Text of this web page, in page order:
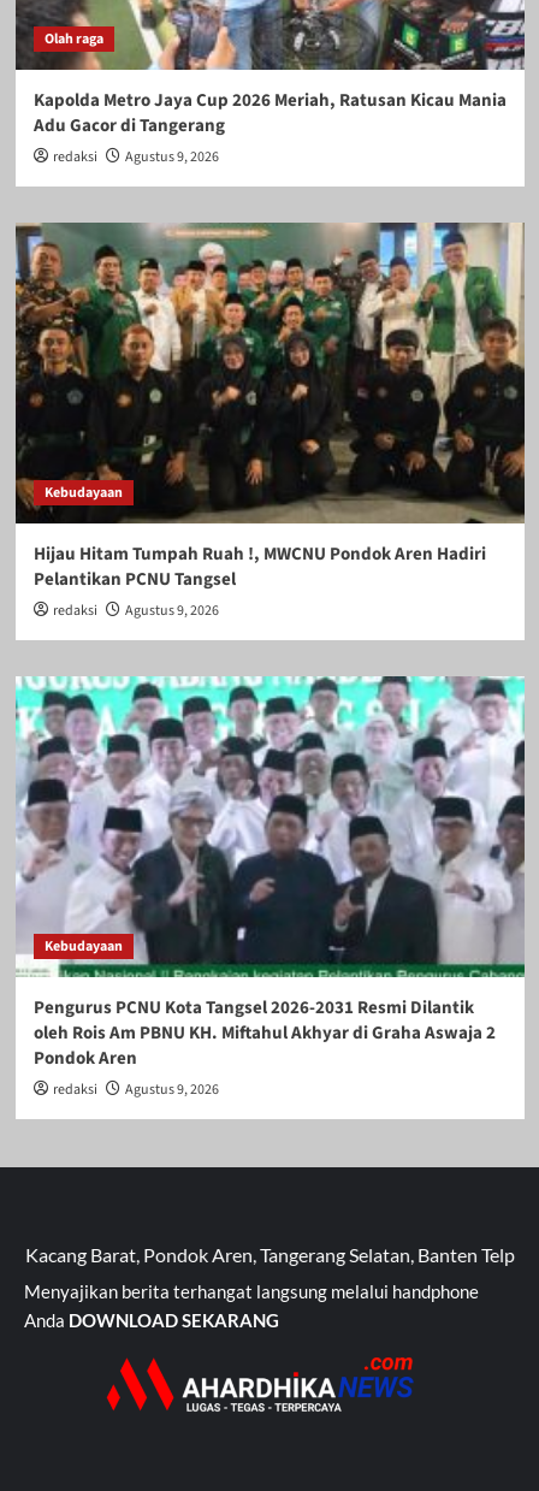
Olah raga
Kapolda Metro Jaya Cup 2026 Meriah, Ratusan Kicau Mania
Adu Gacor di Tangerang
redaksi Agustus 9, 2026
Kebudayaan
Hijau Hitam Tumpah Ruah !, MWCNU Pondok Aren Hadiri
Pelantikan PCNU Tangsel
redaksi Agustus 9, 2026
Kebudayaan
Pengurus PCNU Kota Tangsel 2026-2031 Resmi Dilantik
oleh Rois Am PBNU KH. Miftahul Akhyar di Graha Aswaja 2
Pondok Aren
redaksi Agustus 9, 2026
Pondok Aren, Tangerang Selatan, Banten Telp :
Menyajikan berita terhangat langsung melalui handphone
Anda DOWNLOAD SEKARANG